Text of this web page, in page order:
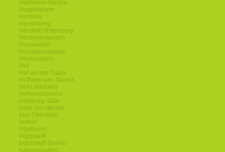
Heilbronn-Neckar
Heppenheim
Herborn
Herrenberg
Hersfeld-Rotenburg
Herzogenaurach
Heusweiler
Hochtaunuskreis
Hockenheim
Hof
Hof-an-der-Saale
Hofheim-am-Taunus
Hof-Landkreis
Hohenlohekreis
Homburg-Saar
Horb-am-Neckar
Idar-Oberstein
Idstein
Ingelheim
Ingolstadt
Ingolstadt-Donau
Kaiserslautern